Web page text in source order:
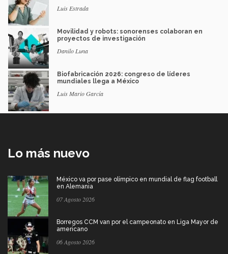
Luis Estrada
Movilidad y robots: sonorenses colaboran en
proyectos de investigación
Danilo Luna
Biofabricación 2026: congreso de líderes
mundiales llega a México
Luis Mario García
Lo más nuevo
México va por pase olímpico en mundial de flag football
en Alemania
07 Agosto 2026
Borregos CCM van por el campeonato en Liga Mayor de
americano
06 Agosto 2026